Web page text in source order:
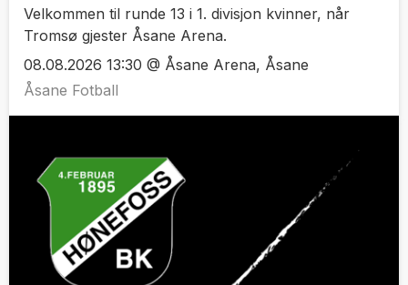
Velkommen til runde 13 i 1. divisjon kvinner, når
Tromsø gjester Åsane Arena.
08.08.2026 13:30 @ Åsane Arena, Åsane
Åsane Fotball